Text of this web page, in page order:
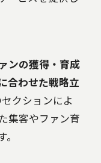
ンの獲得・育成
合わせた戦略立
クションによ
集客やファン育